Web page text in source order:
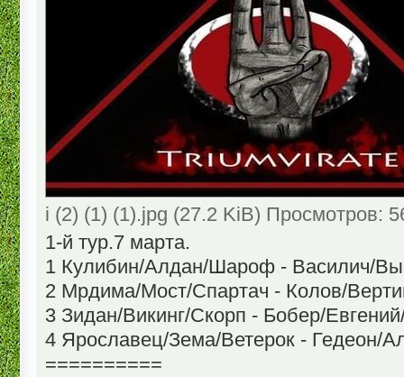
i (2) (1) (1).jpg (27.2 KiB) Просмотров:
1-й тур.7 марта.
1 Кулибин/Алдан/Шароф - Василич/
2 Мрдима/Мост/Спартач - Колов/
3 Зидан/Викинг/Скорп - Бобер/
4 Ярославец/Зема/Ветерок - Гедеон/
==========